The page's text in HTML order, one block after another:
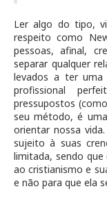
Ler algo do tipo,
respeito como
pessoas, afinal,
separar qualquer
levados a ter
profissional
pressupostos
seu método, é
orientar nossa
sujeito à suas
limitada, sendo
ao cristianismo e
e não para que ela